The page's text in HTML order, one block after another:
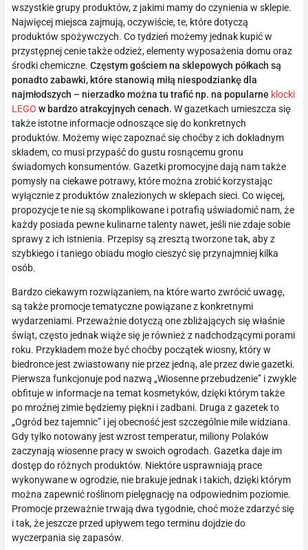
wszystkie grupy produktów, z jakimi mamy do czynienia w sklepie.
Najwięcej miejsca zajmują, oczywiście, te, które dotyczą
produktów spożywczych. Co tydzień możemy jednak kupić w
przystępnej cenie także odzież, elementy wyposażenia domu oraz
środki chemiczne. Częstym gościem na sklepowych półkach są
ponadto zabawki, które stanowią miłą niespodziankę dla
najmłodszych – nierzadko można tu trafić np. na popularne klocki
LEGO w bardzo atrakcyjnych cenach. W gazetkach umieszcza się
także istotne informacje odnoszące się do konkretnych
produktów. Możemy więc zapoznać się choćby z ich dokładnym
składem, co musi przypaść do gustu rosnącemu gronu
świadomych konsumentów. Gazetki promocyjne dają nam także
pomysły na ciekawe potrawy, które można zrobić korzystając
wyłącznie z produktów znalezionych w sklepach sieci. Co więcej,
propozycje te nie są skomplikowane i potrafią uświadomić nam, że
każdy posiada pewne kulinarne talenty nawet, jeśli nie zdaje sobie
sprawy z ich istnienia. Przepisy są zresztą tworzone tak, aby z
szybkiego i taniego obiadu mogło cieszyć się przynajmniej kilka
osób.
Bardzo ciekawym rozwiązaniem, na które warto zwrócić uwagę,
są także promocje tematyczne powiązane z konkretnymi
wydarzeniami. Przeważnie dotyczą one zbliżających się właśnie
świąt, często jednak wiąże się je również z nadchodzącymi porami
roku. Przykładem może być choćby początek wiosny, który w
biedronce jest zwiastowany nie przez jedną, ale przez dwie gazetki.
Pierwsza funkcjonuje pod nazwą „Wiosenne przebudzenie” i zwykle
obfituje w informacje na temat kosmetyków, dzięki którym także
po mroźnej zimie będziemy piękni i zadbani. Druga z gazetek to
„Ogród bez tajemnic” i jej obecność jest szczególnie mile widziana.
Gdy tylko notowany jest wzrost temperatur, miliony Polaków
zaczynają wiosenne pracy w swoich ogrodach. Gazetka daje im
dostęp do różnych produktów. Niektóre usprawniają prace
wykonywane w ogrodzie, nie brakuje jednak i takich, dzięki którym
można zapewnić roślinom pielęgnację na odpowiednim poziomie.
Promocje przeważnie trwają dwa tygodnie, choć może zdarzyć się
i tak, że jeszcze przed upływem tego terminu dojdzie do
wyczerpania się zapasów.